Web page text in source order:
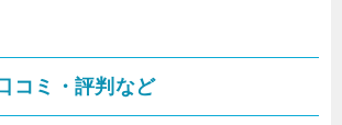
コミ・評判など